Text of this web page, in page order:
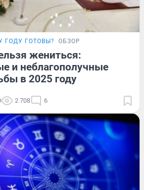
ГОДУ ГОТОВЫ? ОБЗОР
жениться:
и неблагополучные
в 2025 году
2 708 6